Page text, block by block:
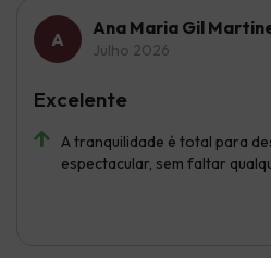
Ana Maria Gil
Julho 2026
A tranquilidade é total para
espectacular, sem faltar
Excelente